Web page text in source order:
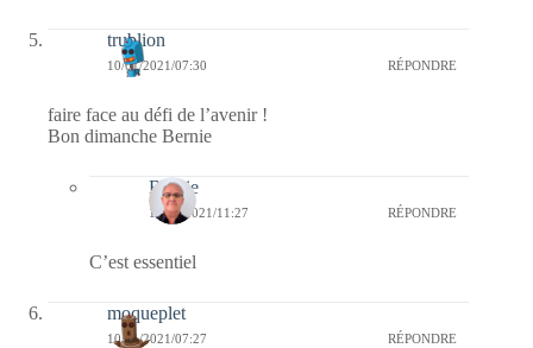
trublion
10/01/2021/07:30 RÉPONDRE
faire face au défi de l’avenir !
Bon dimanche Bernie
Bernie
10/01/2021/11:27 RÉPONDRE
C’est essentiel
moqueplet
10/01/2021/07:27 RÉPONDRE